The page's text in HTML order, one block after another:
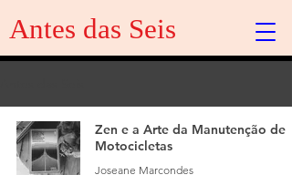
Antes das Seis
Zen e a Arte da Manutenção de
Motocicletas
Joseane Marcondes